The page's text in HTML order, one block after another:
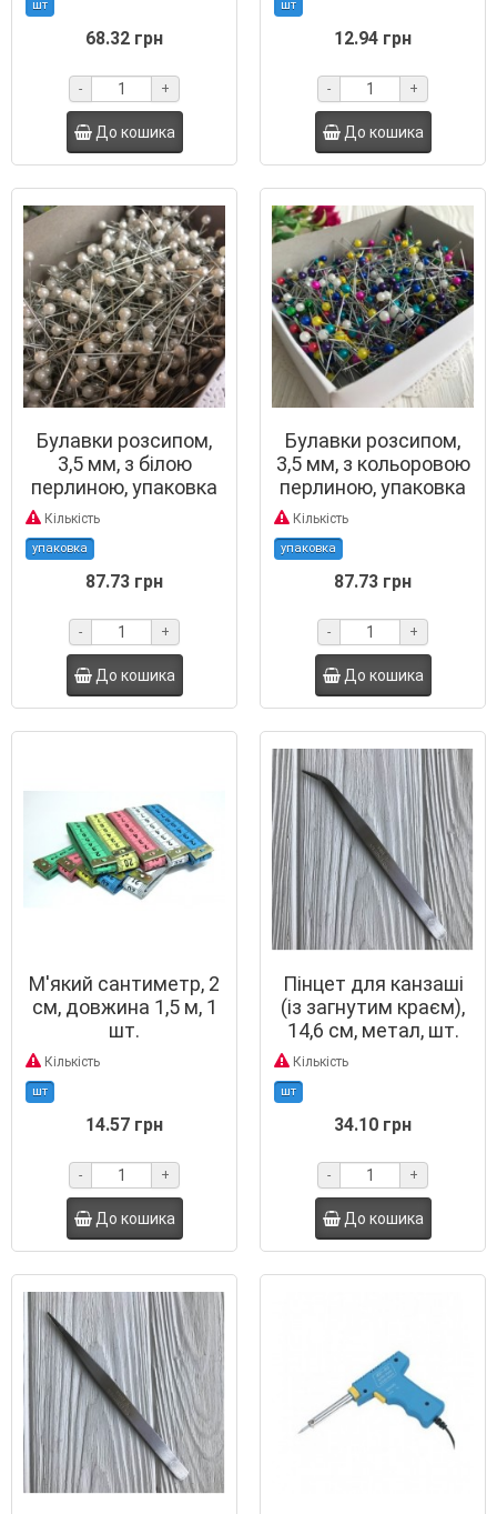
шт
68.32 грн
- +
До кошика
шт
12.94 грн
- +
До кошика
Булавки розсипом,
3,5 мм, з білою
перлиною, упаковка
Кількість
упаковка
87.73 грн
- +
До кошика
Булавки розсипом,
3,5 мм, з кольоровою
перлиною, упаковка
Кількість
упаковка
87.73 грн
- +
До кошика
М'який сантиметр, 2
см, довжина 1,5 м, 1
шт.
Кількість
шт
14.57 грн
- +
До кошика
Пінцет для канзаші
(із загнутим краєм),
14,6 см, метал, шт.
Кількість
шт
34.10 грн
- +
До кошика